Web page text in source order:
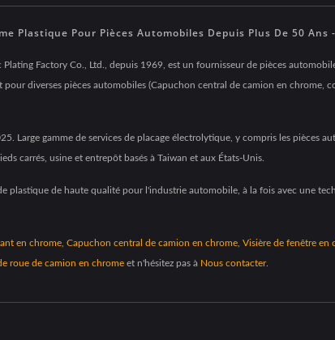
Plastique Pour Pièces Automobiles Depuis Plus De 50 Ans -
Plating Factory Co., Ltd., depuis 1969, est un fournisseur de pièces
diverses pièces automobiles (Capuchon central de camion en chrome,
Large gamme de services de placage électrolytique, y compris les pièces
carrés, usine et entrepôt basés à Taiwan et aux États-Unis.
plastique de haute qualité pour l'industrie automobile, à la fois avec une
en chrome Capuchon central de camion en chrome Visière de fenêtre en
roue de camion en chrome et n'hésitez pas à Nous contacter.